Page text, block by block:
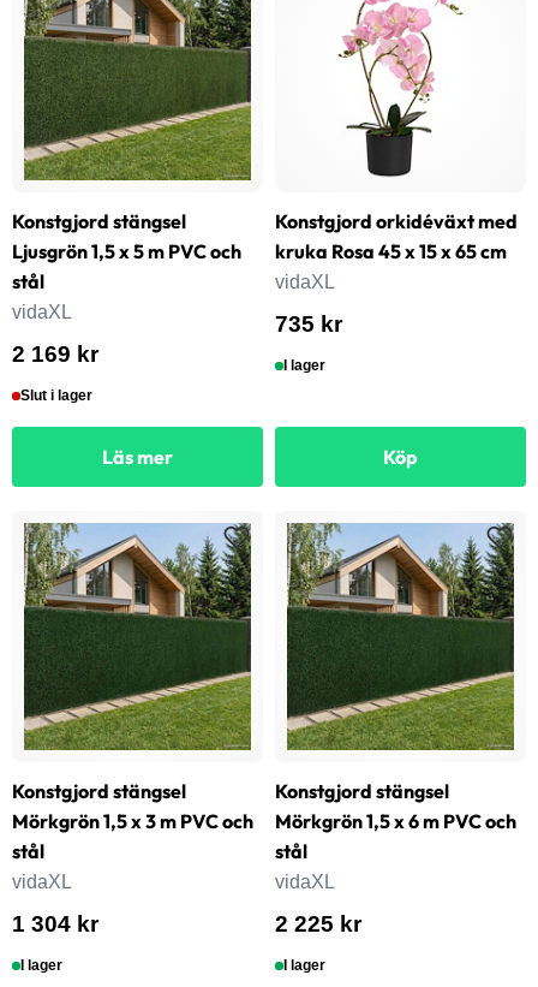
Konstgjord stängsel
Ljusgrön 1,5 x 5 m PVC och
stål
vidaXL
2 169 kr
Slut i lager
Läs mer
Konstgjord orkidéväxt med
kruka Rosa 45 x 15 x 65 cm
vidaXL
735 kr
I lager
Köp
Konstgjord stängsel
Mörkgrön 1,5 x 3 m PVC och
stål
vidaXL
1 304 kr
I lager
Konstgjord stängsel
Mörkgrön 1,5 x 6 m PVC och
stål
vidaXL
2 225 kr
I lager